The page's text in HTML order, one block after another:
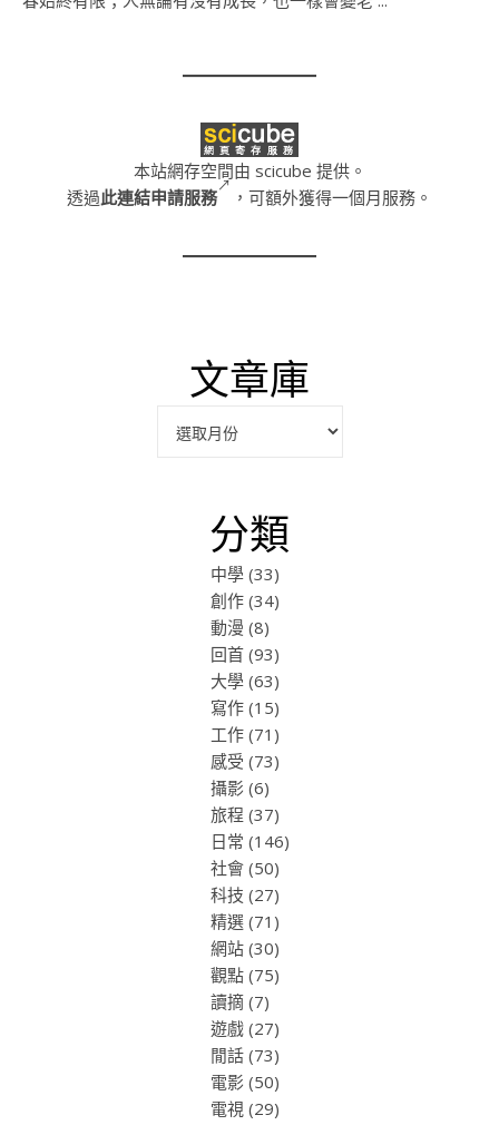
本站網存空間由 scicube 提供。
透過此連結申請服務 ，可額外獲得一個月服務。
文章庫
分類
中學(33)
創作(34)
動漫 (8)
回首(93)
大學(63)
寫作(15)
工作(71)
感受 (73)
攝影 (6)
旅程 (37)
日常 (146)
社會(50)
科技 (27)
精選(71)
網站(30)
觀點(75)
讀摘(7)
遊戲(27)
閒話(73)
電影 (50)
電視(29)